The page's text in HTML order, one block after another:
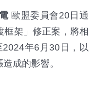
歐盟委員會20日通
框架」修正案，將相
年6月30日，以
成的影響。